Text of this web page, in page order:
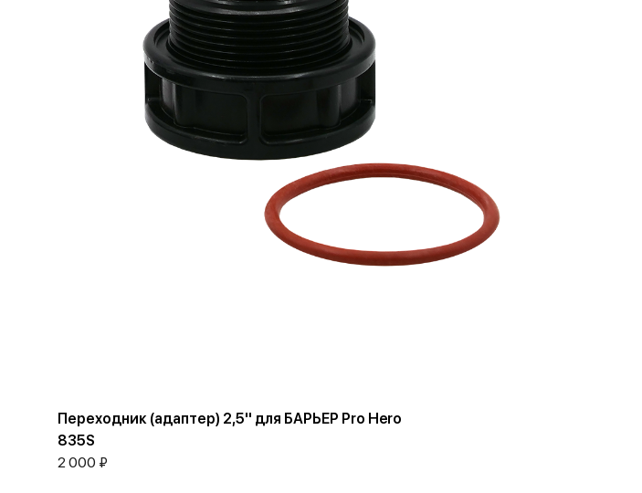
Фильтр кабинетного типа
Переходник (адаптер) 2,5'' для БАРЬЕР Pro Hero
835S
2 000 ₽